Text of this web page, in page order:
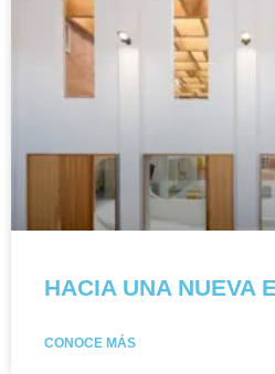
HACIA UNA NUEVA
CONOCE MÁS